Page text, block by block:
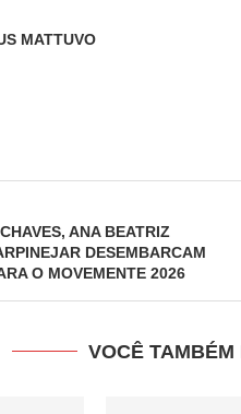
MATTUVO
ANA BEATRIZ
DESEMBARCAM
O MOVEMENTE 2026
VOCÊ TAMBÉM